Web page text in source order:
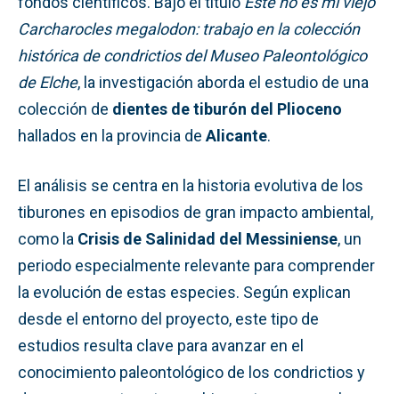
Carcharocles megalodon: trabajo en la colección
histórica de condrictios del Museo Paleontológico
de Elche, la investigación aborda el estudio de una
colección de dientes de tiburón del Plioceno
hallados en la provincia de Alicante.
El análisis se centra en la historia evolutiva de los
tiburones en episodios de gran impacto ambiental,
como la Crisis de Salinidad del Messiniense, un
periodo especialmente relevante para comprender
la evolución de estas especies. Según explican
desde el entorno del proyecto, este tipo de
estudios resulta clave para avanzar en el
conocimiento paleontológico de los condrictios y